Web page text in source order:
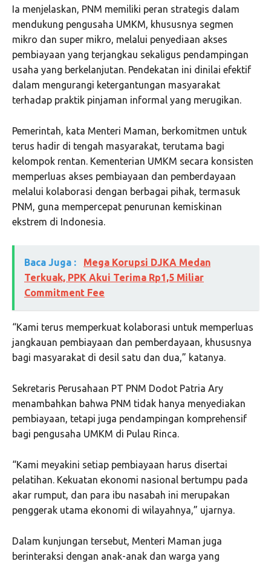
Ia menjelaskan, PNM memiliki peran strategis dalam
mendukung pengusaha UMKM, khususnya segmen
mikro dan super mikro, melalui penyediaan akses
pembiayaan yang terjangkau sekaligus pendampingan
usaha yang berkelanjutan. Pendekatan ini dinilai efektif
dalam mengurangi ketergantungan masyarakat
terhadap praktik pinjaman informal yang merugikan.
Pemerintah, kata Menteri Maman, berkomitmen untuk
terus hadir di tengah masyarakat, terutama bagi
kelompok rentan. Kementerian UMKM secara konsisten
memperluas akses pembiayaan dan pemberdayaan
melalui kolaborasi dengan berbagai pihak, termasuk
PNM, guna mempercepat penurunan kemiskinan
ekstrem di Indonesia.
Baca Juga :
Mega Korupsi DJKA Medan
Terkuak, PPK Akui Terima Rp1,5 Miliar
Commitment Fee
“Kami terus memperkuat kolaborasi untuk memperluas
jangkauan pembiayaan dan pemberdayaan, khususnya
bagi masyarakat di desil satu dan dua,” katanya.
Sekretaris Perusahaan PT PNM Dodot Patria Ary
menambahkan bahwa PNM tidak hanya menyediakan
pembiayaan, tetapi juga pendampingan komprehensif
bagi pengusaha UMKM di Pulau Rinca.
“Kami meyakini setiap pembiayaan harus disertai
pelatihan. Kekuatan ekonomi nasional bertumpu pada
akar rumput, dan para ibu nasabah ini merupakan
penggerak utama ekonomi di wilayahnya,” ujarnya.
Dalam kunjungan tersebut, Menteri Maman juga
berinteraksi dengan anak-anak dan warga yang